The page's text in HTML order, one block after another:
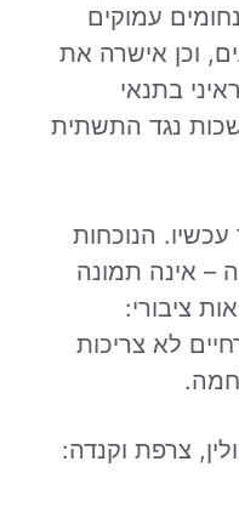
עמוקים
וכן אישרה את
בתנאי
נגד התשתית
הנוכחות
– אינה תמונה
ציבורי:
לא צריכות
צרפת וקנדה: